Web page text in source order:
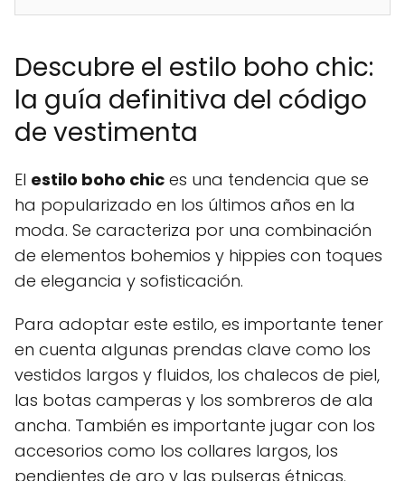
Descubre el estilo boho chic:
la guía definitiva del código
de vestimenta
El estilo boho chic es una tendencia que se
ha popularizado en los últimos años en la
moda. Se caracteriza por una combinación
de elementos bohemios y hippies con toques
de elegancia y sofisticación.
Para adoptar este estilo, es importante tener
en cuenta algunas prendas clave como los
vestidos largos y fluidos, los chalecos de piel,
las botas camperas y los sombreros de ala
ancha. También es importante jugar con los
accesorios como los collares largos, los
pendientes de aro y las pulseras étnicas.